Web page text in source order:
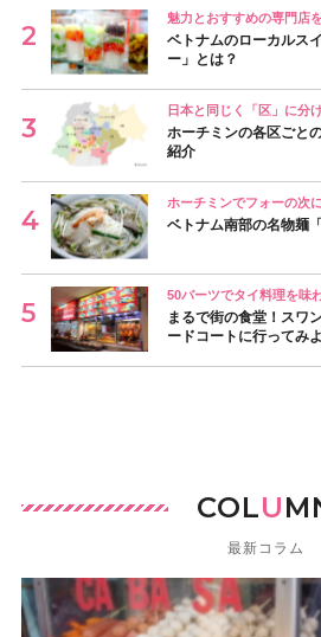
魅力とおすすめの専門店
ベトナムのローカルス
ー」とは？
日本と同じく「区」に分
ホーチミンの各区ごと
紹介
ホーチミンでフォーの次
ベトナム南部の名物麺
50バーツでタイ料理を味
まるで街の食堂！スワ
ードコートに行ってみ
COLU
最新コラム